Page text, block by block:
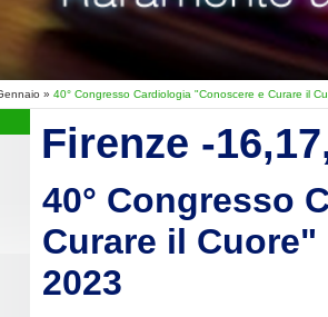
» 40° Congresso Cardiologia "Conoscere e Curare il
Firenze -
40° Congresso
Curare il Cuore"
2023